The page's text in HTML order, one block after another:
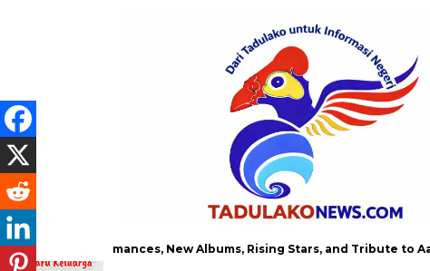
New Albums, Rising Stars, and Tribute to Aaliyah